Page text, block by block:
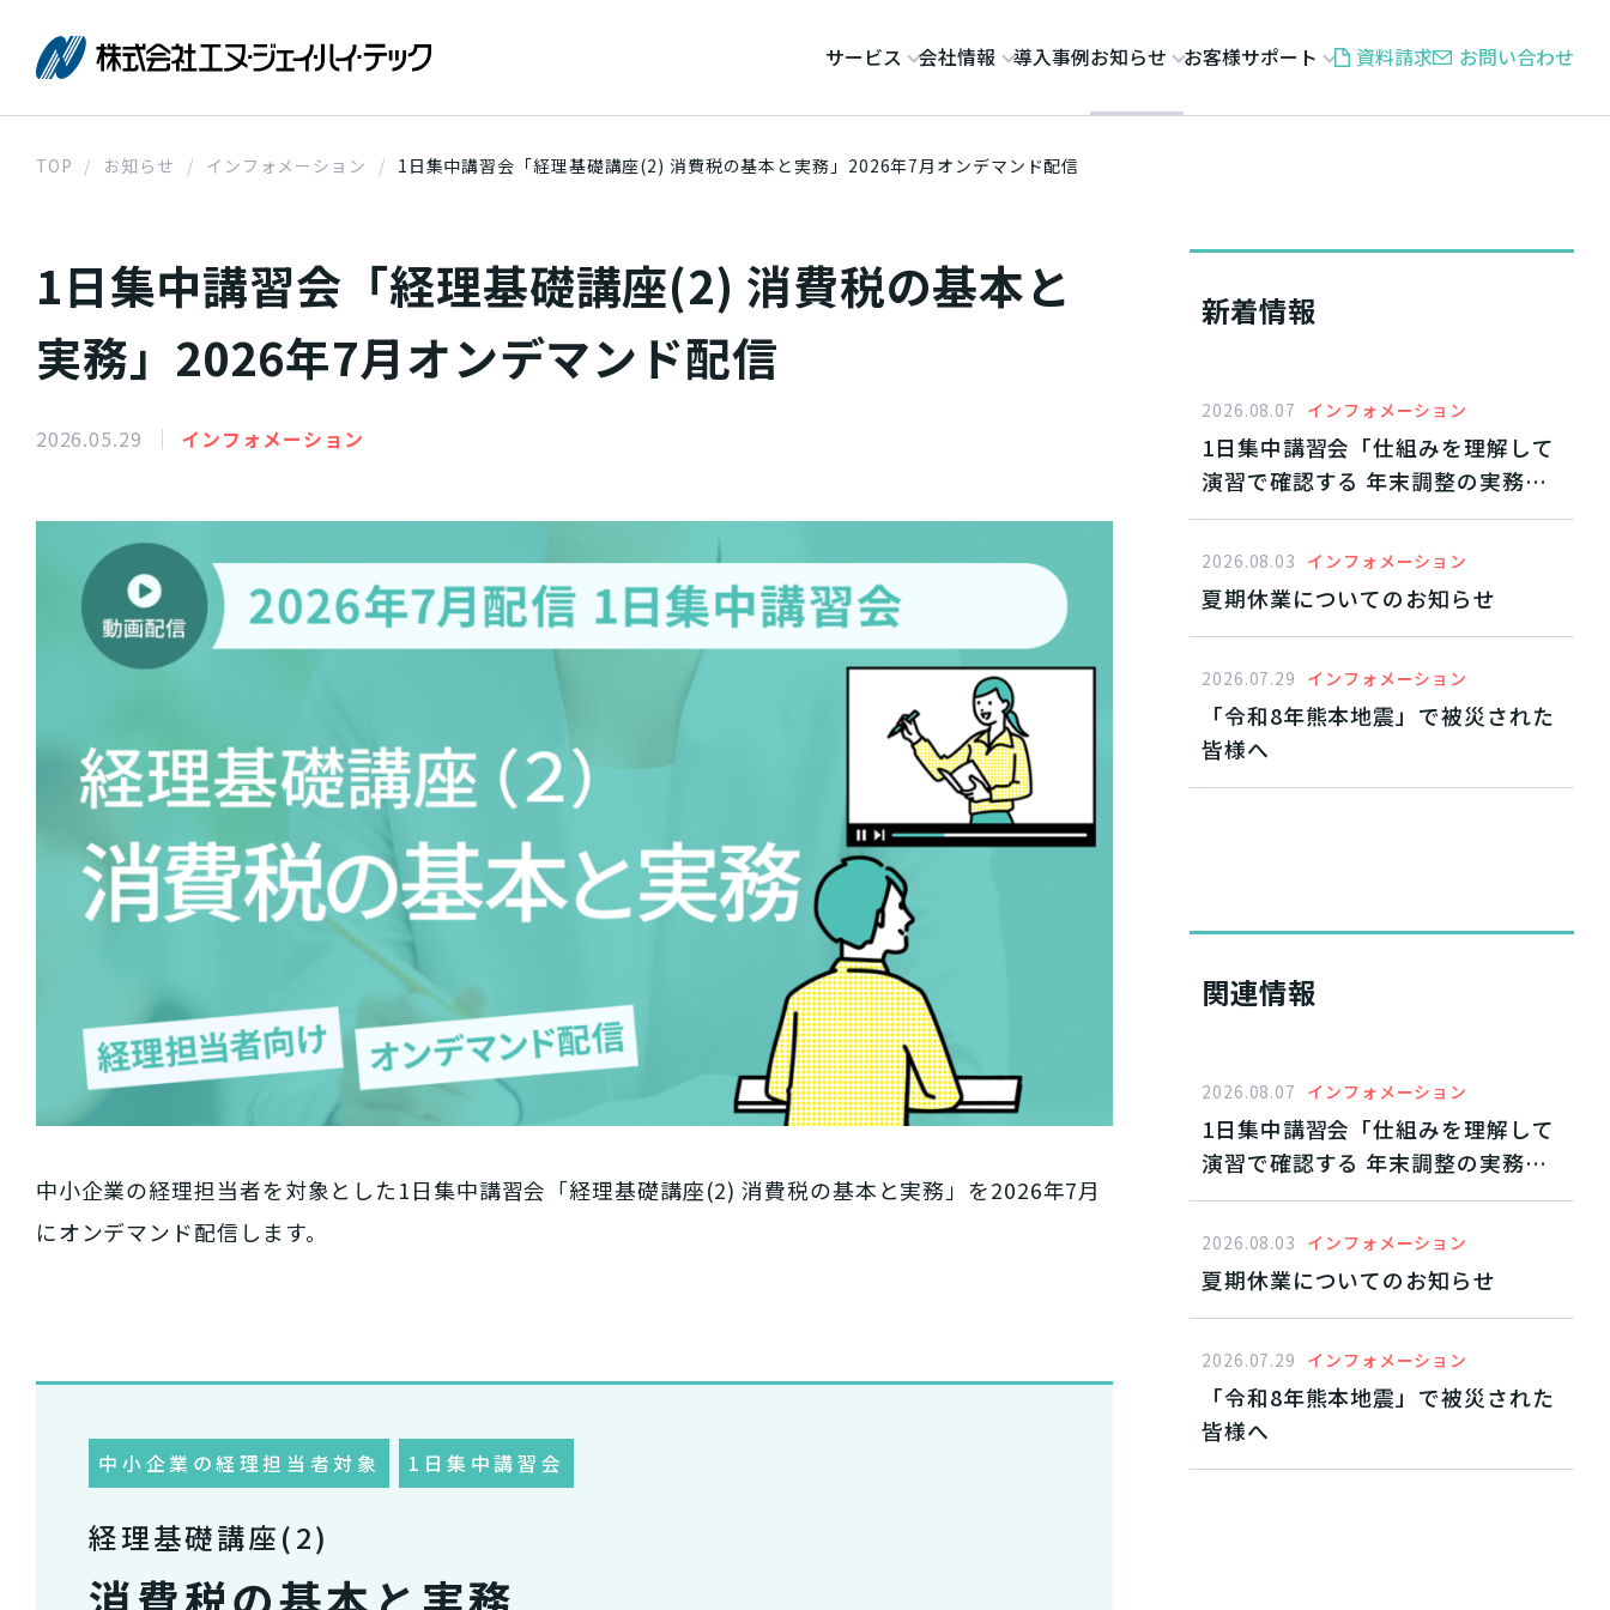
サービス 会社情報 導入事例お知らせ お客様サポート 資料請求 お問い合わせ
TOP お知らせ インフォメーション 1日集中講習会「経理基礎講座(2) 消費税の基本と実務」2026年7月オンデマンド配信
1日集中講習会「経理基礎講座(2) 消費税の基本と
実務」2026年7月オンデマンド配信
2026.05.29 インフォメーション
中小企業の経理担当者を対象とした1日集中講習会「経理基礎講座(2) 消費税の基本と実務」を2026年7月
にオンデマンド配信します。
中小企業の経理担当者対象 1日集中講習会
経理基礎講座(2)
新着情報
2026.08.07 インフォメーション
1日集中講習会「仕組みを理解して
演習で確認する 年末調整の実務と
すすめ方」2026年10月東京開催・
11月オンデマンド配信
2026.08.03 インフォメーション
夏期休業についてのお知らせ
2026.07.29 インフォメーション
「令和8年熊本地震」で被災された
皆様へ
関連情報
2026.08.07 インフォメーション
1日集中講習会「仕組みを理解して
演習で確認する 年末調整の実務と
すすめ方」2026年10月東京開催・
11月オンデマンド配信
2026.08.03 インフォメーション
夏期休業についてのお知らせ
2026.07.29 インフォメーション
「令和8年熊本地震」で被災された
皆様へ